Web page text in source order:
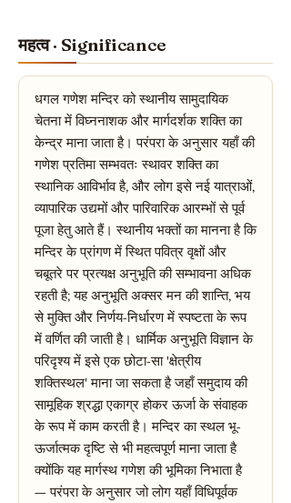
महत्व · Significance
धगल गणेश मन्दिर को स्थानीय सामुदायिक
चेतना में विघ्ननाशक और मार्गदर्शक शक्ति का
केन्द्र माना जाता है। परंपरा के अनुसार यहाँ की
गणेश प्रतिमा सम्भवतः स्थावर शक्ति का
स्थानिक आविर्भाव है, और लोग इसे नई यात्राओं,
व्यापारिक उद्यमों और पारिवारिक आरम्भों से पूर्व
पूजा हेतु आते हैं। स्थानीय भक्तों का मानना है कि
मन्दिर के प्रांगण में स्थित पवित्र वृक्षों और
चबूतरे पर प्रत्यक्ष अनुभूति की सम्भावना अधिक
रहती है; यह अनुभूति अक्सर मन की शान्ति, भय
से मुक्ति और निर्णय-निर्धारण में स्पष्टता के रूप
में वर्णित की जाती है। धार्मिक अनुभूति विज्ञान के
परिदृश्य में इसे एक छोटा-सा 'क्षेत्रीय
शक्तिस्थल' माना जा सकता है जहाँ समुदाय की
सामूहिक श्रद्धा एकाग्र होकर ऊर्जा के संवाहक
के रूप में काम करती है। मन्दिर का स्थल भू-
ऊर्जात्मक दृष्टि से भी महत्वपूर्ण माना जाता है
क्योंकि यह मार्गस्थ गणेश की भूमिका निभाता है
— परंपरा के अनुसार जो लोग यहाँ विधिपूर्वक